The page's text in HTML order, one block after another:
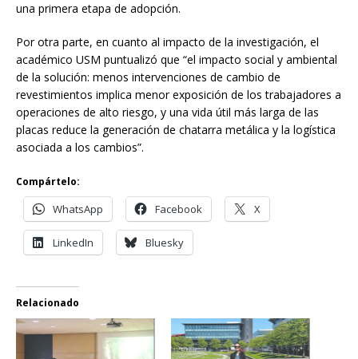
una primera etapa de adopción.
Por otra parte, en cuanto al impacto de la investigación, el
académico USM puntualizó que “el impacto social y ambiental
de la solución: menos intervenciones de cambio de
revestimientos implica menor exposición de los trabajadores a
operaciones de alto riesgo, y una vida útil más larga de las
placas reduce la generación de chatarra metálica y la logística
asociada a los cambios”.
Compártelo:
WhatsApp Facebook X
LinkedIn Bluesky
Relacionado